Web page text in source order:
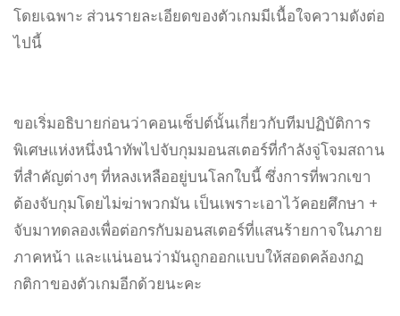
โดยเฉพาะ ส่วนรายละเอียดของตัวเกมมีเนื้อใจความดังต่อ
ไปนี้
ขอเริ่มอธิบายก่อนว่าคอนเซ็ปต์นั้นเกี่ยวกับทีมปฏิบัติการ
พิเศษแห่งหนึ่งนำทัพไปจับกุมมอนสเตอร์ที่กำลังจู่โจมสถาน
ที่สำคัญต่างๆ ที่หลงเหลืออยู่บนโลกใบนี้ ซึ่งการที่พวกเขา
ต้องจับกุมโดยไม่ฆ่าพวกมัน เป็นเพราะเอาไว้คอยศึกษา +
จับมาทดลองเพื่อต่อกรกับมอนสเตอร์ที่แสนร้ายกาจในภาย
ภาคหน้า และแน่นอนว่ามันถูกออกแบบให้สอดคล้องกฏ
กติกาของตัวเกมอีกด้วยนะคะ